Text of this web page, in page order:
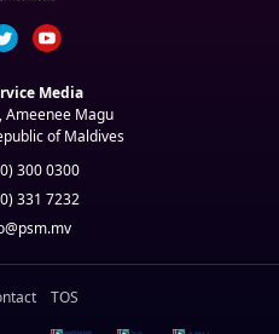
Media
Ameenee Magu
of Maldives
300 0300
331 7232
TOS